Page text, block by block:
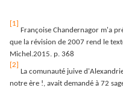
[1]
Françoise Chandernagor m'a
que la révision de 2007 rend le
Michel.2015. p. 368
[2]
La comunauté juive
notre ère !, avait demandé à 72